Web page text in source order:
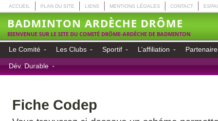
ACCUEIL PLAN DU SITE LIENS MENTIONS LÉGALES CONTACT
BADMINTON ARDÈCHE DRÔME
BIENVENUE SUR LE SITE DU COMITÉ DRÔME-ARDÈCHE DE BADMINTON
Le Comité Les Clubs Sportif L’affiliation
Dév. Durable
Fiche Codep